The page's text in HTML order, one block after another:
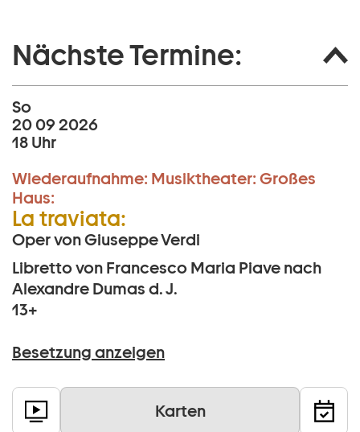
Nächste Termine:
So
20 09 2026
18 Uhr
Wiederaufnahme: Musiktheater: Großes
Haus:
La traviata:
Oper von Giuseppe Verdi
Libretto von Francesco Maria Piave nach
Alexandre Dumas d. J.
13+
Besetzung anzeigen
Karten